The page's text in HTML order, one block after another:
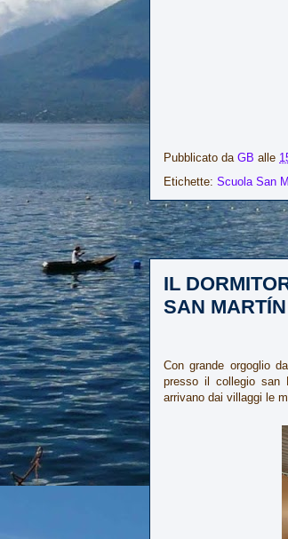
Pubblicato da GB alle
Etichette: Scuola San
IL
SAN
Con grande orgoglio
presso il collegio san
arrivano dai villaggi le